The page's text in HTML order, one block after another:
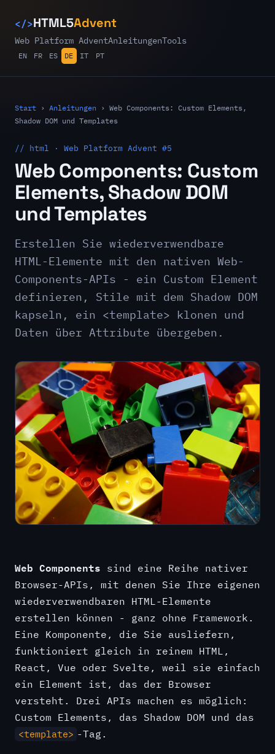
</>HTML5Advent
Web Platform AdventAnleitungenTools
EN FR ES DE IT PT
Start › Anleitungen › Web Components: Custom Elements,
Shadow DOM und Templates
// html · Web Platform Advent #5
Web Components: Custom
Elements, Shadow DOM
und Templates
Erstellen Sie wiederverwendbare
HTML-Elemente mit den nativen Web-
Components-APIs - ein Custom Element
definieren, Stile mit dem Shadow DOM
kapseln, ein <template> klonen und
Daten über Attribute übergeben.
Web Components sind eine Reihe nativer
Browser-APIs, mit denen Sie Ihre eigenen
wiederverwendbaren HTML-Elemente
erstellen können - ganz ohne Framework.
Eine Komponente, die Sie ausliefern,
funktioniert gleich in reinem HTML,
React, Vue oder Svelte, weil sie einfach
ein Element ist, das der Browser
versteht. Drei APIs machen es möglich:
Custom Elements, das Shadow DOM und das
<template> -Tag.